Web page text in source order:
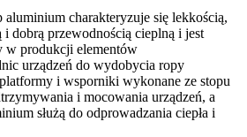
aluminium charakteryzuje się lekkością,
i dobrą przewodnością cieplną i jest
w produkcji elementów
urządzeń do wydobycia ropy
i wsporniki wykonane ze stopu
i mocowania urządzeń, a
służą do odprowadzania ciepła i